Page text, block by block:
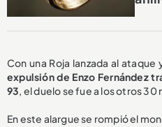
Con una Roja lanzada al ataque
expulsión de Enzo Fernández
93, el duelo se fue a los otros
En este alargue se rompió el